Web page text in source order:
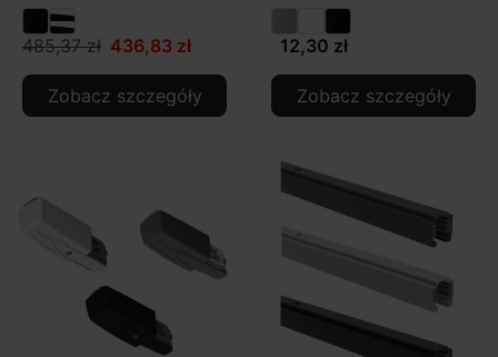
485,37 zł 436,83 zł
Zobacz szczegóły
12,30 zł
Zobacz szczegóły